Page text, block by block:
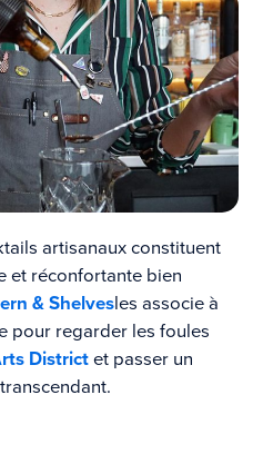
artisanaux constituent
et réconfortante bien
& Shelvesles associe à
pour regarder les foules
Districtet passer un